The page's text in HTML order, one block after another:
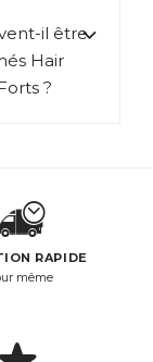
il être
Hair
?
RAPIDE
même